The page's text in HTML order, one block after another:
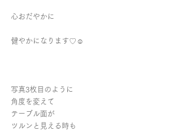
心おだやかに
健やかになります♡☺︎︎
写真3枚目のように
角度を変えて
テーブル面が
ツルンと見える時も